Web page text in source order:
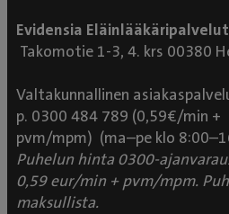
Evidensia Eläinlääkäripalvelut
Takomotie 1-3, 4. krs 00380
Valtakunnallinen
p. 0300 484 789 (0,59€/min +
pvm/mpm) (ma–pe klo
Puhelun hinta 0300-
0,59 eur/min + pvm/mpm.
maksullista.